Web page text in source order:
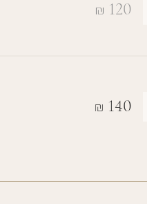
₪ 120
₪ 140